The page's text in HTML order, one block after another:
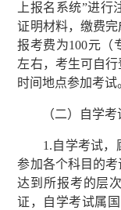
上报名系统”进
证明材料，缴费
报考费为100元（
左右，考生可自
时间地点参加考试
（二）自学考
1.自学考试，顾
参加各个科目的考
达到所报考的层
证，自学考试属